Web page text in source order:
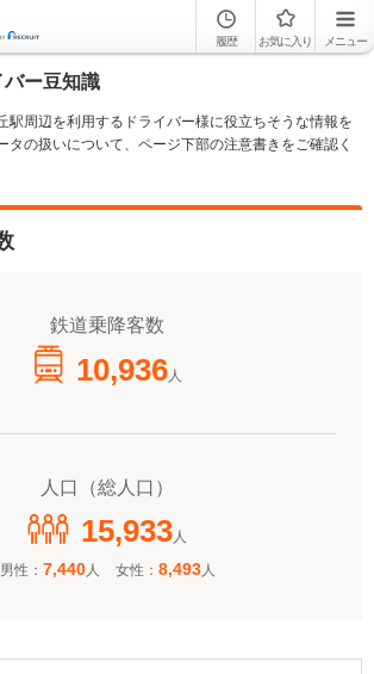
履歴 お気に入り メニュー
ー豆知識
駅周辺を利用するドライバー様に役立ちそうな情報を
タの扱いについて、ページ下部の注意書きをご確認く
鉄道乗降客数
10,936人
人口（総人口）
15,933 人
男性： 7,440人 女性： 8,493人